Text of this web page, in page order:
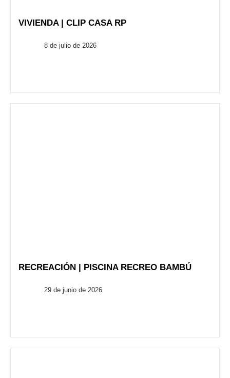
VIVIENDA | CLIP CASA RP
8 de julio de 2026
RECREACIÓN | PISCINA RECREO BAMBÚ
29 de junio de 2026